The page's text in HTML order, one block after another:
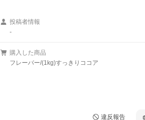
投稿者情報
-
購入した商品
フレーバー/(1kg)すっきりココア
違反報告